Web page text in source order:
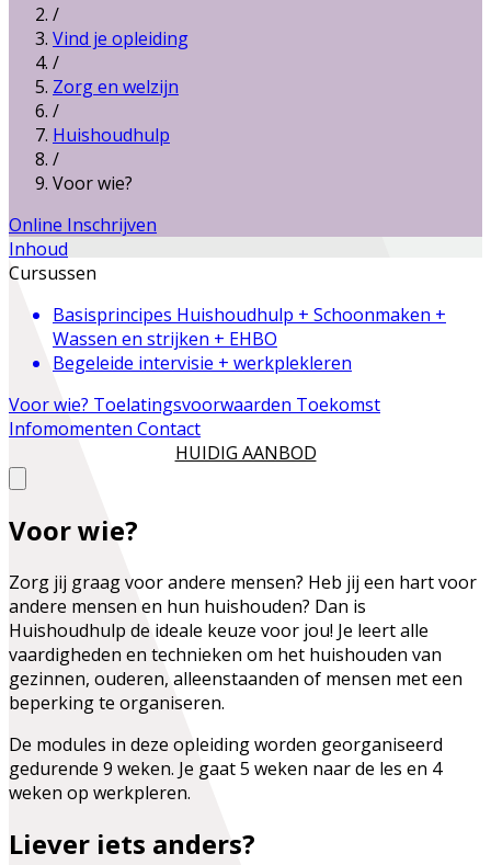
/
Vind je opleiding
/
Zorg en welzijn
/
Huishoudhulp
/
Voor wie?
Online Inschrijven
Inhoud
Cursussen
Basisprincipes Huishoudhulp + Schoonmaken +
Wassen en strijken + EHBO
Begeleide intervisie + werkplekleren
Voor wie? Toelatingsvoorwaarden Toekomst
Infomomenten Contact
HUIDIG AANBOD
Voor wie?
Zorg jij graag voor andere mensen? Heb jij een hart voor
andere mensen en hun huishouden? Dan is
Huishoudhulp de ideale keuze voor jou! Je leert alle
vaardigheden en technieken om het huishouden van
gezinnen, ouderen, alleenstaanden of mensen met een
beperking te organiseren.
De modules in deze opleiding worden georganiseerd
gedurende 9 weken. Je gaat 5 weken naar de les en 4
weken op werkpleren.
Liever iets anders?